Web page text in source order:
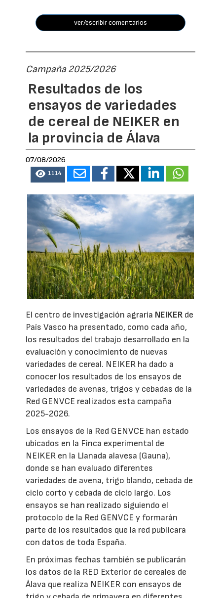
ver/escribir comentarios
Campaña 2025/2026
Resultados de los
ensayos de variedades
de cereal de NEIKER en
la provincia de Álava
07/08/2026
1114
El centro de investigación agraria NEIKER de
País Vasco ha presentado, como cada año,
los resultados del trabajo desarrollado en la
evaluación y conocimiento de nuevas
variedades de cereal. NEIKER ha dado a
conocer los resultados de los ensayos de
variedades de avenas, trigos y cebadas de la
Red GENVCE realizados esta campaña
2025-2026.
Los ensayos de la Red GENVCE han estado
ubicados en la Finca experimental de
NEIKER en la Llanada alavesa (Gauna),
donde se han evaluado diferentes
variedades de avena, trigo blando, cebada de
ciclo corto y cebada de ciclo largo. Los
ensayos se han realizado siguiendo el
protocolo de la Red GENVCE y formarán
parte de los resultados que la red publicara
con datos de toda España.
En próximas fechas también se publicarán
los datos de la RED Exterior de cereales de
Álava que realiza NEIKER con ensayos de